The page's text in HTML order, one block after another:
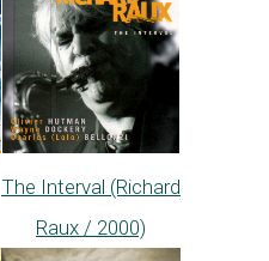
The Interval (Richard
Raux / 2000)